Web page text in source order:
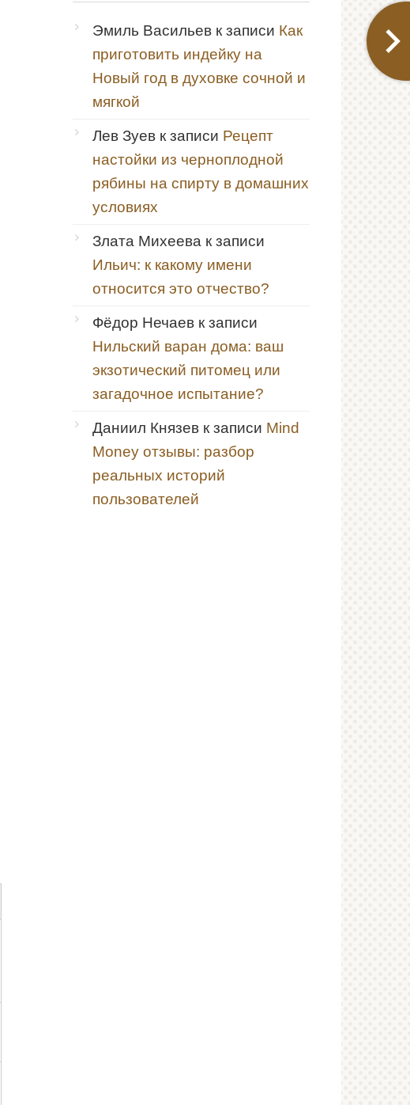
Эмиль Васильев к записи Как
приготовить индейку на
Новый год в духовке сочной и
мягкой
Лев Зуев к записи Рецепт
настойки из черноплодной
рябины на спирту в домашних
условиях
Злата Михеева к записи
Ильич: к какому имени
относится это отчество?
Фёдор Нечаев к записи
Нильский варан дома: ваш
экзотический питомец или
загадочное испытание?
Даниил Князев к записи Mind
Money отзывы: разбор
реальных историй
пользователей